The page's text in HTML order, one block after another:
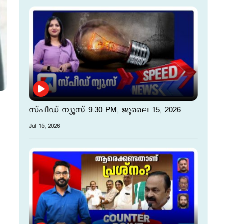
സ്പീഡ് ന്യൂസ് 9.30 PM, ജൂലൈ 15, 2026
Jul 15, 2026